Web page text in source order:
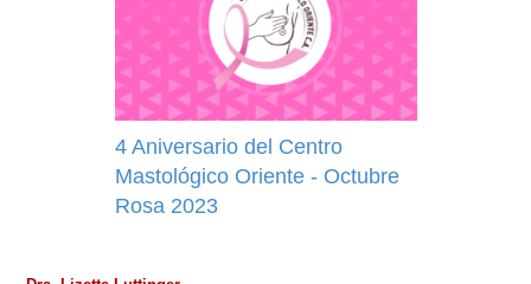
4 Aniversario del Centro
Mastológico Oriente - Octubre
Rosa 2023